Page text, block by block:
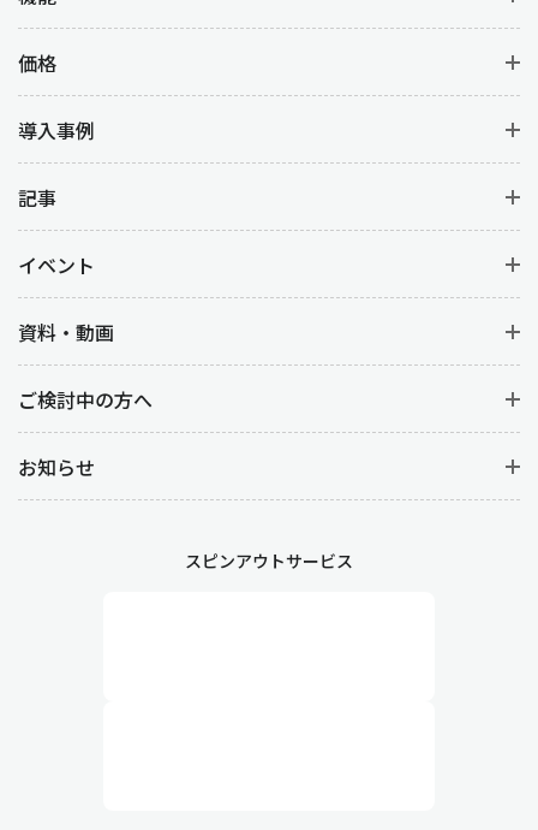
価格
導入事例
記事
イベント
資料・動画
ご検討中の方へ
お知らせ
スピンアウトサービス